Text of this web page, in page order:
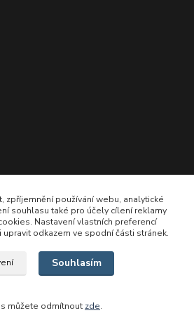
zpříjemnění používání webu, analytické
souhlasu také pro účely cílení reklamy
Nastavení vlastních preferencí
odkazem ve spodní části stránek.
Souhlasím
můžete odmítnout zde.